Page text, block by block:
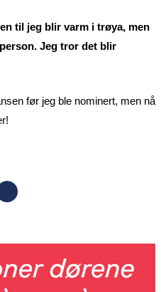
til jeg blir varm i trøya, men
Jeg tror det blir
før jeg ble nominert, men nå